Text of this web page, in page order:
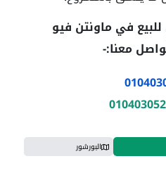
في ماونتن فيو
معنا:-
البورشور